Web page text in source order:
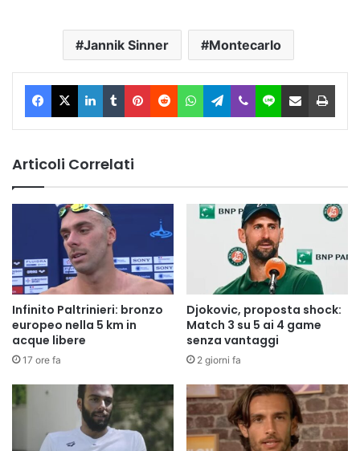
Jannik Sinner Montecarlo
Facebook
X LinkedIn
TumblrPinterest
RedditWhatsAppTelegram
ViberLine Condividi via Email
Articoli Correlati
Infinito Paltrinieri: bronzo
europeo nella 5 km in
acque libere
17 ore fa
Djokovic, proposta shock:
Match 3 su 5 ai 4 game
senza vantaggi
2 giorni fa